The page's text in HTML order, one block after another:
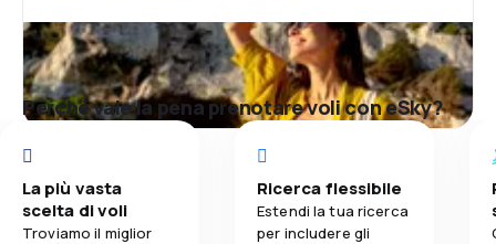
Perché vale la pena prenotare voli con eSky?
La più vasta
scelta di voli
Troviamo il miglior
Ricerca flessibile
Estendi la tua ricerca
per includere gli